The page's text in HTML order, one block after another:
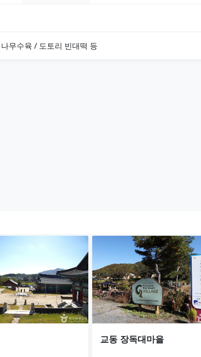
무수육 / 도토리 빈대떡 등
교동 장독대마을